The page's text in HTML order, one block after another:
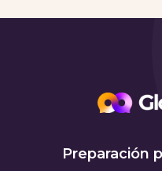
Preparación